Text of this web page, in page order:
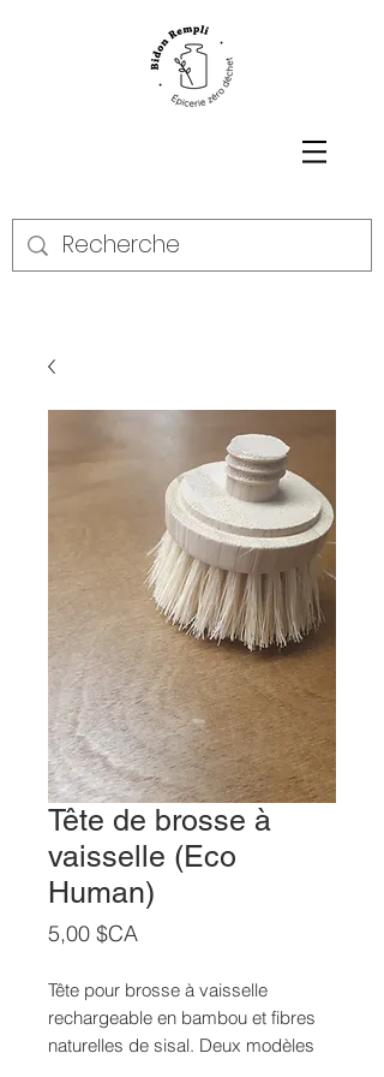
Tête de brosse à
vaisselle (Eco
Human)
5,00 $CAPrix
Tête pour brosse à vaisselle
rechargeable en bambou et fibres
naturelles de sisal. Deux modèles